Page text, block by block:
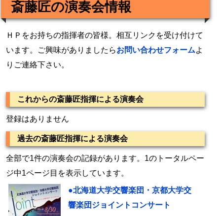
斎藤匠の演奏会情報
ＨＰをお持ちの指揮者の皆様。相互リンクを受け付けて
います。ご興味がありましたらお問い合わせフォームよ
りご連絡下さい。
これからの斎藤匠指揮による演奏会
登録はありません
過去の斎藤匠指揮による演奏会
全部で1件の演奏会の記録があります。1のトータルペー
ジ中1ページ目を表示しています。
●北海道大学交響楽団・京都大学交
響楽団ジョイントコンサート